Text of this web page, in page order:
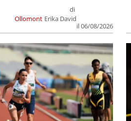
Ollomont
di
Erika David
il 06/08/2026